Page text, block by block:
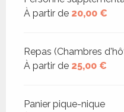
À partir de 20,00 €
Repas (Chambres
À partir de 25,00 €
Panier pique-nique